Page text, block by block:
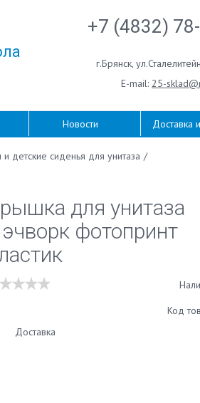
+7 (4832)
г.Брянск,
E-mail: 25-
Новости Доставка
детские сиденья для унитаза /
для унитаза
фотопринт
Код
Доставка